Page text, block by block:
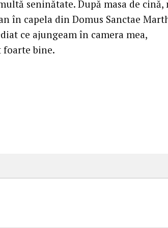
seninătate. După masa de cină,
în capela din Domus Sanctae
ce ajungeam în camera mea,
foarte bine.